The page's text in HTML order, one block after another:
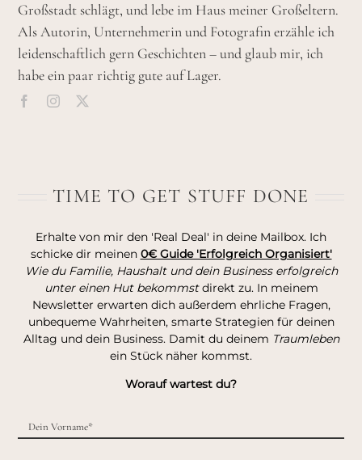
Großstadt schlägt, und lebe im Haus meiner Großeltern.
Als Autorin, Unternehmerin und Fotografin erzähle ich
leidenschaftlich gern Geschichten – und glaub mir, ich
habe ein paar richtig gute auf Lager.
TIME TO GET STUFF DONE
Erhalte von mir den 'Real Deal' in deine Mailbox. Ich
schicke dir meinen 0€ Guide 'Erfolgreich Organisiert'
Wie du Familie, Haushalt und dein Business erfolgreich
unter einen Hut bekommstdirekt zu. In meinem
Newsletter erwarten dich außerdem ehrliche Fragen,
unbequeme Wahrheiten, smarte Strategien für deinen
Alltag und dein Business. Damit du deinem Traumleben
ein Stück näher kommst.
Worauf wartest du?